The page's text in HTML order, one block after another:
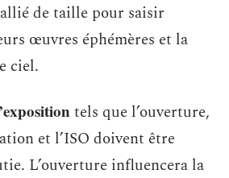
de taille pour saisir
œuvres éphémères et la
ciel.
tels que l’ouverture,
et l’ISO doivent être
L’ouverture influencera la